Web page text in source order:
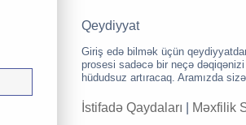
Qeydiyyat
Giriş edə bilmək üçün
prosesi sadəcə bir neçə dəqiqənizi
hüdudsuz artıracaq. Aramızda
İstifadə Qaydaları Məxfilik